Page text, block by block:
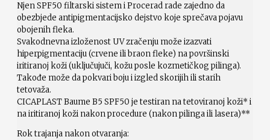
Njen SPF50 filtarski sistem i Procerad rade zajedno da
obezbjede antipigmentacijsko dejstvo koje sprečava pojavu
obojenih fleka.
Svakodnevna izloženost UV zračenju može izazvati
hiperpigmentaciju (crvene ili braon fleke) na površinski
iritiranoj koži (uključujuči, kožu posle kozmetičkog pilinga).
Takođe može da pokvari boju i izgled skorijih ili starih
tetovaža.
CICAPLAST Baume B5 SPF50 je testiran na tetoviranoj koži* i
na iritiranoj koži nakon procedure (nakon pilinga ili lasera)**
Rok trajanja nakon otvaranja: